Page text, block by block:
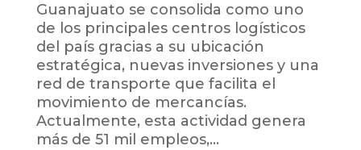
Guanajuato se consolida como uno
de los principales centros logísticos
del país gracias a su ubicación
estratégica, nuevas inversiones y una
red de transporte que facilita el
movimiento de mercancías.
Actualmente, esta actividad genera
más de 51 mil empleos,...